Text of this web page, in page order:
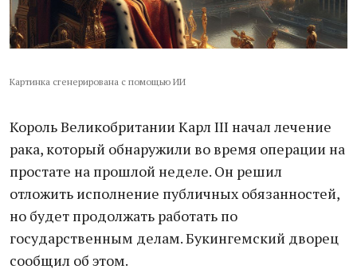
Картинка сгенерирована с помощью ИИ
Король Великобритании Карл III начал лечение
рака, который обнаружили во время операции на
простате на прошлой неделе. Он решил
отложить исполнение публичных обязанностей,
но будет продолжать работать по
государственным делам. Букингемский дворец
сообщил об этом.